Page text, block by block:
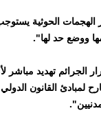
الحوثية
ووضع حد لها".
تهديد مباشر
لمبادئ القانون